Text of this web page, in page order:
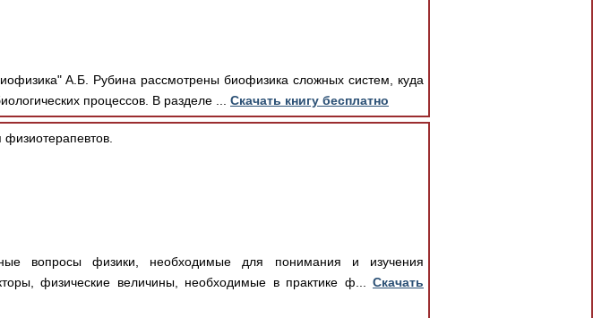
А.Б. Рубина рассмотрены биофизика сложных систем, куда
процессов. В разделе ... Скачать книгу бесплатно
вопросы физики, необходимые для понимания и изучения
физические величины, необходимые в практике ф... Скачать